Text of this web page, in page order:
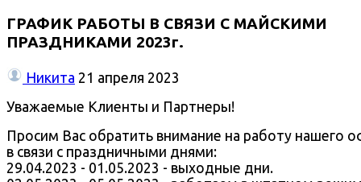
ГРАФИК РАБОТЫ В СВЯЗИ С МАЙСКИМИ
ПРАЗДНИКАМИ 2023г.
Никита 21 апреля 2023
Уважаемые Клиенты и Партнеры!
Просим Вас обратить внимание на работу нашего
в связи с праздничными днями:
29.04.2023 - 01.05.2023 - выходные дни.